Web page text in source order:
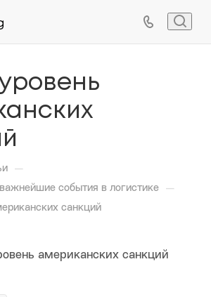
—
события в логистике —
санкций